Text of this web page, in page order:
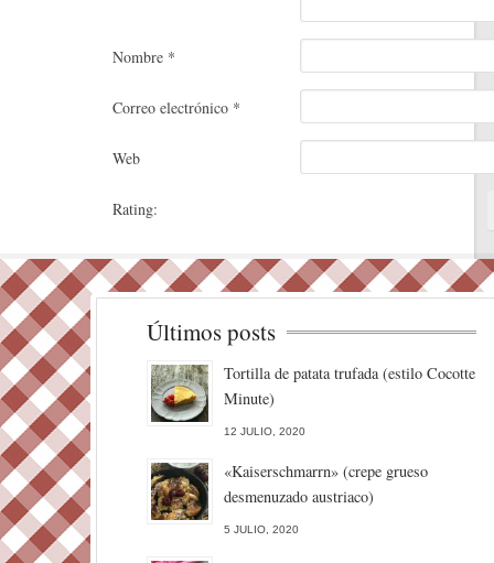
Nombre *
Correo electrónico *
Web
Rating:
Últimos posts
Tortilla de patata trufada (estilo Cocotte
Minute)
12 JULIO, 2020
«Kaiserschmarrn» (crepe grueso
desmenuzado austriaco)
5 JULIO, 2020